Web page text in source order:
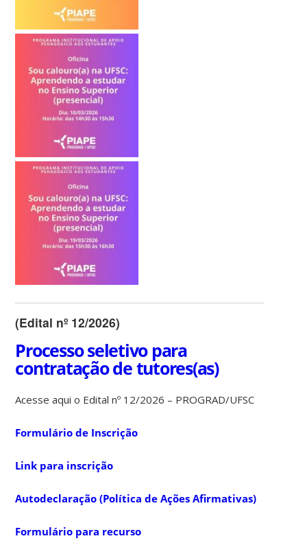
(Edital nº 12/2026)
Processo seletivo para
contratação de tutores(as)
Acesse aqui o Edital nº 12/2026 – PROGRAD/UFSC
Formulário de Inscrição
Link para inscrição
Autodeclaração (Política de Ações Afirmativas)
Formulário para recurso